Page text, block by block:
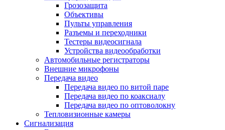
Грозозащита
Объективы
Пульты управления
Разъемы и переходники
Тестеры видеосигнала
Устройства видеообработки
Автомобильные регистраторы
Внешние микрофоны
Передача видео
Передача видео по витой паре
Передача видео по коаксиалу
Передача видео по оптоволокну
Тепловизионные камеры
Сигнализация